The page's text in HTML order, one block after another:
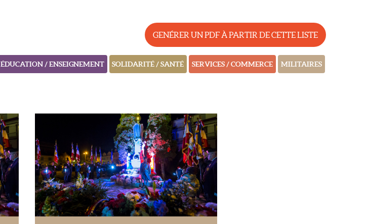
GENÉRER UN PDF À PARTIR DE CETTE LISTE
ÉDUCATION / ENSEIGNEMENT SOLIDARITÉ / SANTÉ SERVICES / COMMERCE MILITAIRES